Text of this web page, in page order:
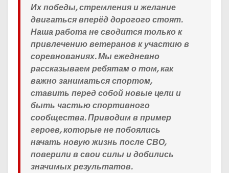
Их победы, стремления и желание
двигаться вперёд дорогого стоят.
Наша работа не сводится только к
привлечению ветеранов к участию в
соревнованиях. Мы ежедневно
рассказываем ребятам о том, как
важно заниматься спортом,
ставить перед собой новые цели и
быть частью спортивного
сообщества. Приводим в пример
героев, которые не побоялись
начать новую жизнь после СВО,
поверили в свои силы и добились
значимых результатов.